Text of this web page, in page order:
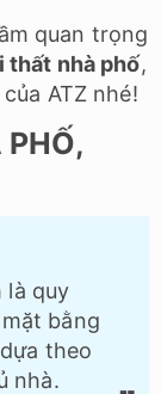
quan trọng
thất nhà phố,
ATZ nhé!
PHỐ,
là quy
bằng
theo
nhà.